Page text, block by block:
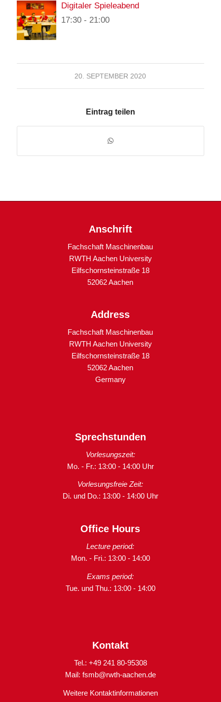
Digitaler Spieleabend
17:30- 21:00
20. SEPTEMBER 2020
Eintrag teilen
Anschrift
Fachschaft Maschinenbau
RWTH Aachen University
Eilfschornsteinstraße 18
52062 Aachen
Address
Fachschaft Maschinenbau
RWTH Aachen University
Eilfschornsteinstraße 18
52062 Aachen
Germany
Sprechstunden
Vorlesungszeit:
Mo. - Fr.: 13:00 - 14:00 Uhr
Vorlesungsfreie Zeit:
Di. und Do.: 13:00 - 14:00 Uhr
Office Hours
Lecture period:
Mon. - Fri.: 13:00 - 14:00
Exams period:
Tue. und Thu.: 13:00 - 14:00
Kontakt
Tel.: +49 241 80-95308
Mail: fsmb@rwth-aachen.de
Weitere Kontaktinformationen